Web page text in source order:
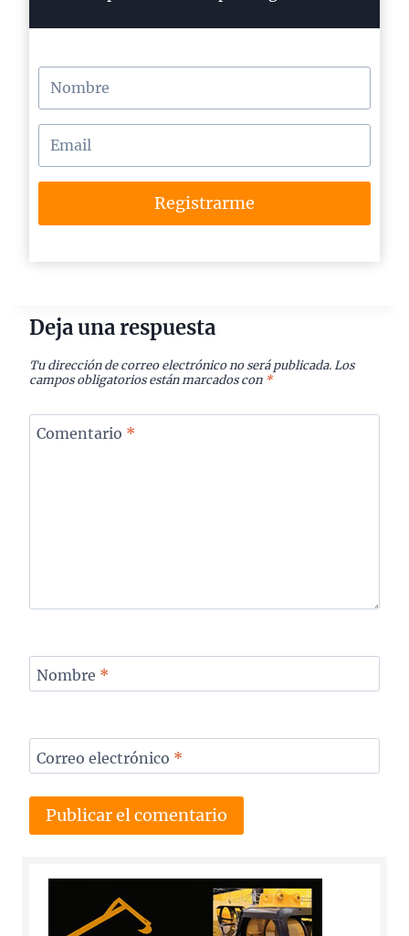
Registrarme
Deja una respuesta
Tu dirección de correo electrónico no será publicada. Los
campos obligatorios están marcados con *
Comentario *
Nombre *
Correo electrónico *